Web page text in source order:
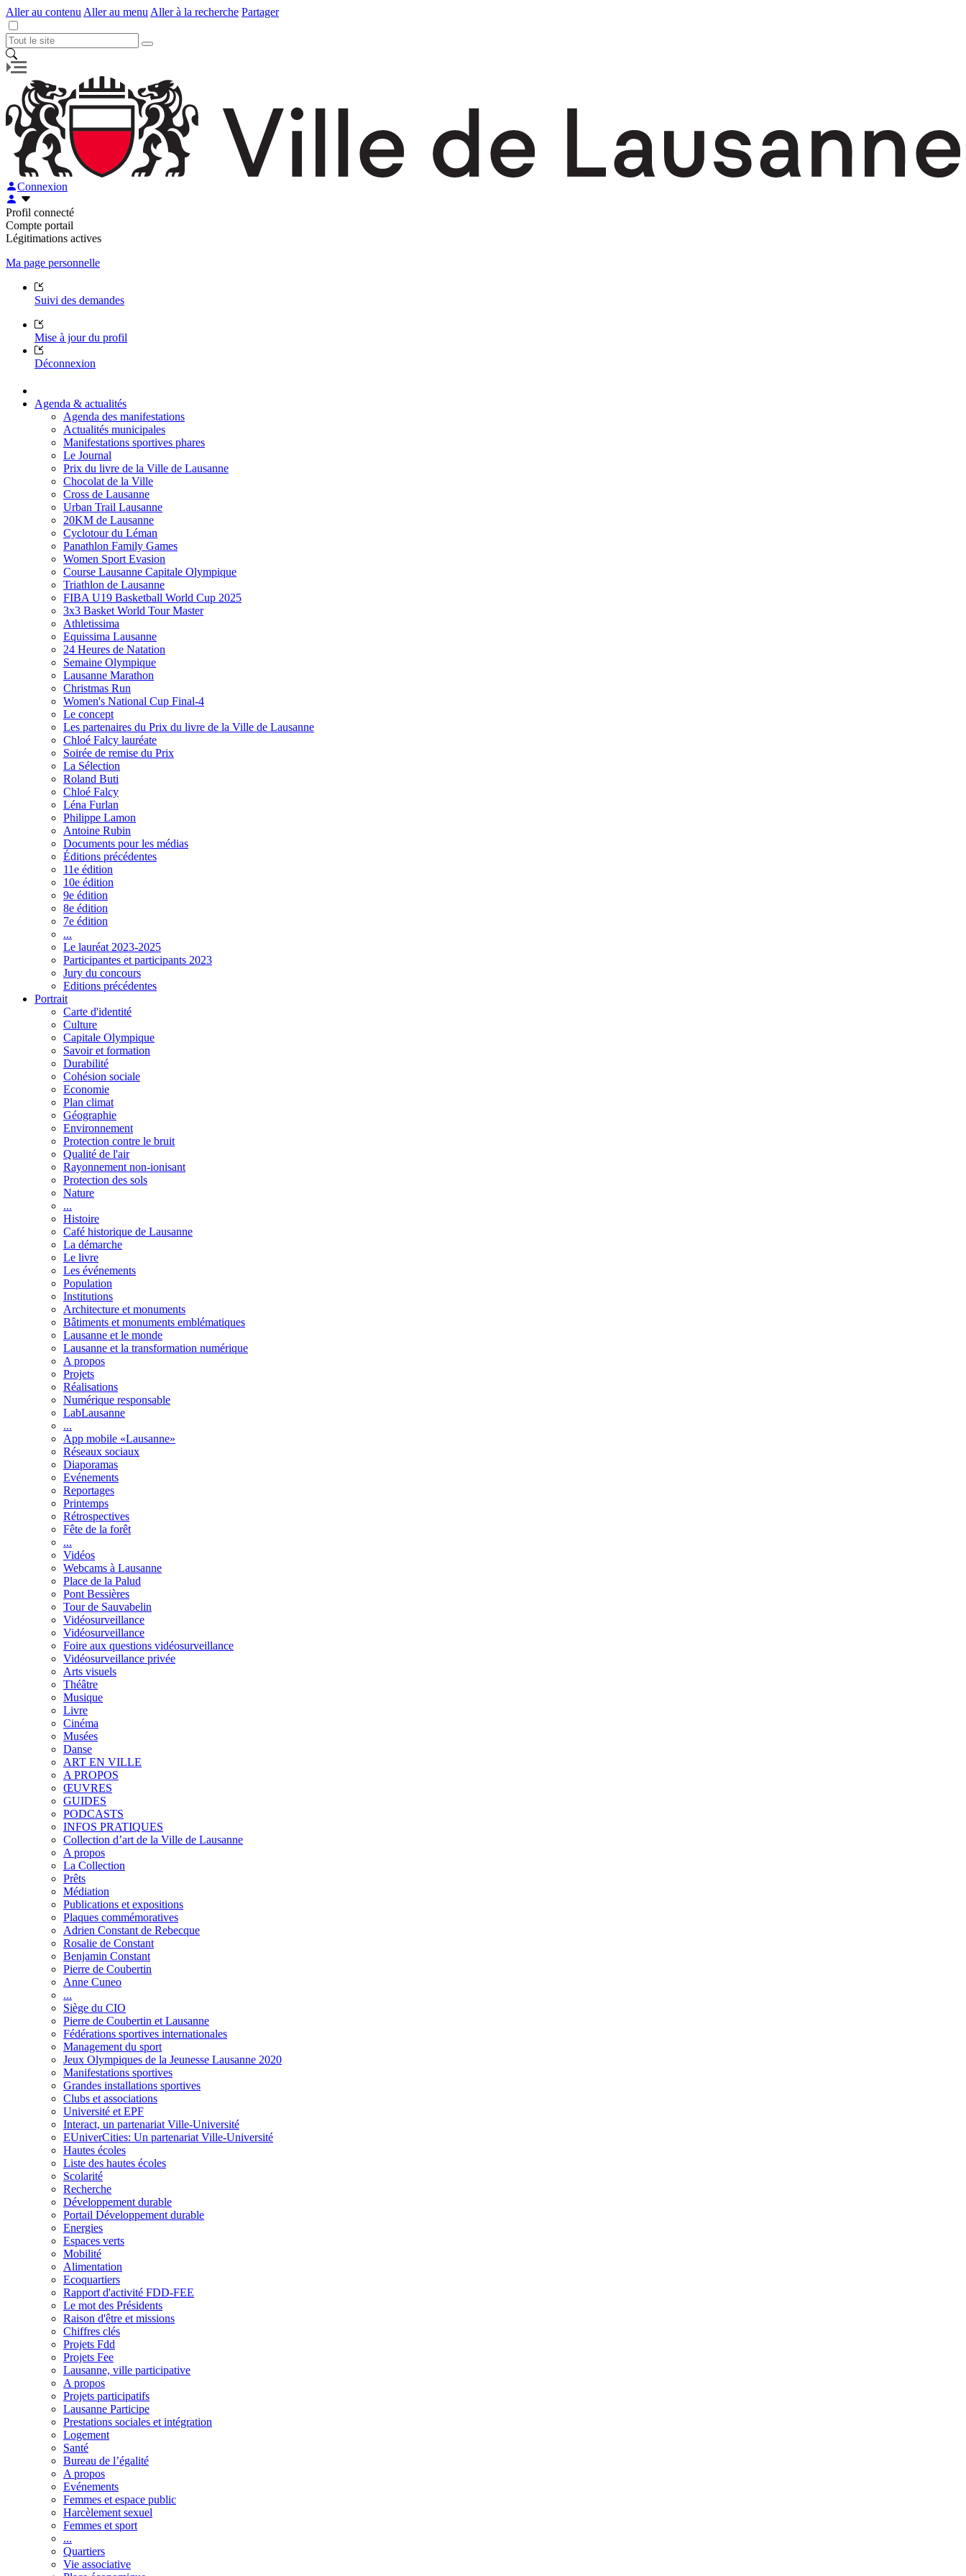
Aller au contenu Aller au menu Aller à la recherche Partager
Connexion
Profil connecté
Compte portail
Légitimations actives
Ma page personnelle
Suivi des demandes
Mise à jour du profil
Déconnexion
Agenda & actualités
Agenda des manifestations
Actualités municipales
Manifestations sportives phares
Le Journal
Prix du livre de la Ville de Lausanne
Chocolat de la Ville
Cross de Lausanne
Urban Trail Lausanne
20KM de Lausanne
Cyclotour du Léman
Panathlon Family Games
Women Sport Evasion
Course Lausanne Capitale Olympique
Triathlon de Lausanne
FIBA U19 Basketball World Cup 2025
3x3 Basket World Tour Master
Athletissima
Equissima Lausanne
24 Heures de Natation
Semaine Olympique
Lausanne Marathon
Christmas Run
Women's National Cup Final-4
Le concept
Les partenaires du Prix du livre de la Ville de Lausanne
Chloé Falcy lauréate
Soirée de remise du Prix
La Sélection
Roland Buti
Chloé Falcy
Léna Furlan
Philippe Lamon
Antoine Rubin
Documents pour les médias
Éditions précédentes
11e édition
10e édition
9e édition
8e édition
7e édition
...
Le lauréat 2023-2025
Participantes et participants 2023
Jury du concours
Editions précédentes
Portrait
Carte d'identité
Culture
Capitale Olympique
Savoir et formation
Durabilité
Cohésion sociale
Economie
Plan climat
Géographie
Environnement
Protection contre le bruit
Qualité de l'air
Rayonnement non-ionisant
Protection des sols
Nature
...
Histoire
Café historique de Lausanne
La démarche
Le livre
Les événements
Population
Institutions
Architecture et monuments
Bâtiments et monuments emblématiques
Lausanne et le monde
Lausanne et la transformation numérique
A propos
Projets
Réalisations
Numérique responsable
LabLausanne
...
App mobile «Lausanne»
Réseaux sociaux
Diaporamas
Evénements
Reportages
Printemps
Rétrospectives
Fête de la forêt
...
Vidéos
Webcams à Lausanne
Place de la Palud
Pont Bessières
Tour de Sauvabelin
Vidéosurveillance
Vidéosurveillance
Foire aux questions vidéosurveillance
Vidéosurveillance privée
Arts visuels
Théâtre
Musique
Livre
Cinéma
Musées
Danse
ART EN VILLE
A PROPOS
ŒUVRES
GUIDES
PODCASTS
INFOS PRATIQUES
Collection d’art de la Ville de Lausanne
A propos
La Collection
Prêts
Médiation
Publications et expositions
Plaques commémoratives
Adrien Constant de Rebecque
Rosalie de Constant
Benjamin Constant
Pierre de Coubertin
Anne Cuneo
...
Siège du CIO
Pierre de Coubertin et Lausanne
Fédérations sportives internationales
Management du sport
Jeux Olympiques de la Jeunesse Lausanne 2020
Manifestations sportives
Grandes installations sportives
Clubs et associations
Université et EPF
Interact, un partenariat Ville-Université
EUniverCities: Un partenariat Ville-Université
Hautes écoles
Liste des hautes écoles
Scolarité
Recherche
Développement durable
Portail Développement durable
Energies
Espaces verts
Mobilité
Alimentation
Ecoquartiers
Rapport d'activité FDD-FEE
Le mot des Présidents
Raison d'être et missions
Chiffres clés
Projets Fdd
Projets Fee
Lausanne, ville participative
A propos
Projets participatifs
Lausanne Participe
Prestations sociales et intégration
Logement
Santé
Bureau de l’égalité
A propos
Evénements
Femmes et espace public
Harcèlement sexuel
Femmes et sport
...
Quartiers
Vie associative